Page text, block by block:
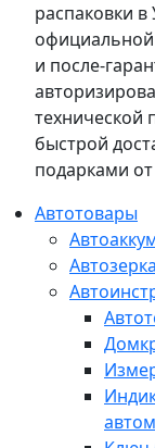
распаковки в
официальной
и после-
технической
быстрой
подарками
Автотовары